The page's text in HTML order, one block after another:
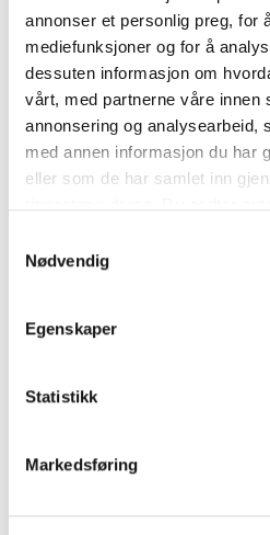
annonser et personlig preg, for
mediefunksjoner og for å
dessuten informasjon om
vårt, med partnerne våre innen
annonsering og analysearbeid,
med annen informasjon du har
eller som de har samlet inn
Nødvendig
Egenskaper
Statistikk
Markedsføring
sjekke ut om ideer til
sette ut i livet. Matvett
ressursapparatet fikk
forslag til løsninger på
programmets siste dag.
Kim fra UEO ønsker